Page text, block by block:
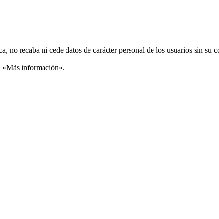
recaba ni cede datos de carácter personal de los usuarios sin su
«Más información».